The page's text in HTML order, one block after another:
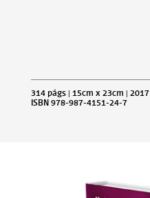
314 págs | 15cm x 23cm | 2017
ISBN 978-987-4151-24-7